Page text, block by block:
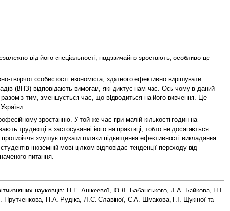
від його спеціальності, надзвичайно зростають, особливо це
творчої особистості економіста, здатного ефективно вирішувати
(ВНЗ) відповідають вимогам, які диктує нам час. Ось чому в даний
разом з тим, зменшується час, що відводиться на його вивчення. Це
зростанню. У той же час при малій кількості годин на
труднощі в застосуванні його на практиці, тобто не досягається
змушує шукати шляхи підвищення ефективності викладання
іноземній мові цілком відповідає тенденції переходу від
питання.
науковців: Н.П. Анікеевої, Ю.Л. Бабанського, Л.А. Байкова, Н.І.
П.А. Рудіка, Л.С. Славіної, С.А. Шмакова, Г.І. Щукіної та